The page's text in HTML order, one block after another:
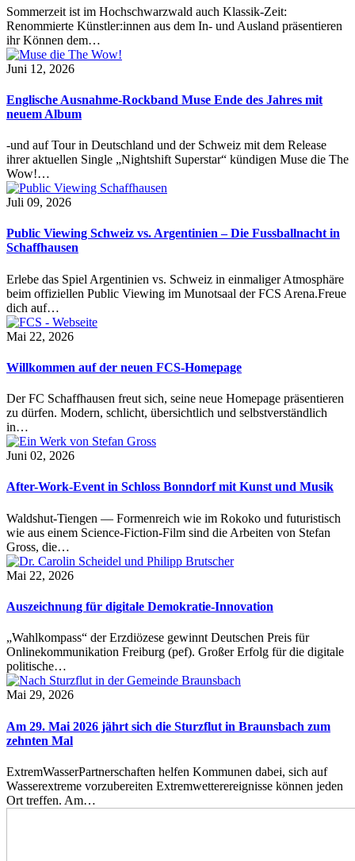
Sommerzeit ist im Hochschwarzwald auch Klassik-Zeit:
Renommierte Künstler:innen aus dem In- und Ausland präsentieren
ihr Können dem…
Juni 12, 2026
Englische Ausnahme-Rockband Muse Ende des Jahres mit
neuem Album
-und auf Tour in Deutschland und der Schweiz mit dem Release
ihrer aktuellen Single „Nightshift Superstar“ kündigen Muse die The
Wow!…
Juli 09, 2026
Public Viewing Schweiz vs. Argentinien – Die Fussballnacht in
Schaffhausen
Erlebe das Spiel Argentinien vs. Schweiz in einmaliger Atmosphäre
beim offiziellen Public Viewing im Munotsaal der FCS Arena.Freue
dich auf…
Mai 22, 2026
Willkommen auf der neuen FCS-Homepage
Der FC Schaffhausen freut sich, seine neue Homepage präsentieren
zu dürfen. Modern, schlicht, übersichtlich und selbstverständlich
in…
Juni 02, 2026
After-Work-Event in Schloss Bonndorf mit Kunst und Musik
Waldshut-Tiengen — Formenreich wie im Rokoko und futuristisch
wie aus einem Science-Fiction-Film sind die Arbeiten von Stefan
Gross, die…
Mai 22, 2026
Auszeichnung für digitale Demokratie-Innovation
„Wahlkompass“ der Erzdiözese gewinnt Deutschen Preis für
Onlinekommunikation Freiburg (pef). Großer Erfolg für die digitale
politische…
Mai 29, 2026
Am 29. Mai 2026 jährt sich die Sturzflut in Braunsbach zum
zehnten Mal
ExtremWasserPartnerschaften helfen Kommunen dabei, sich auf
Wasserextreme vorzubereiten Extremwetterereignisse können jeden
Ort treffen. Am…